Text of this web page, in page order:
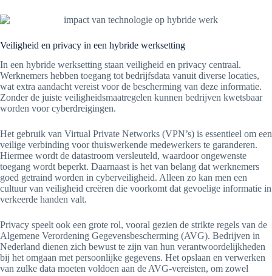
Veiligheid en privacy in een hybride werksetting
In een hybride werksetting staan veiligheid en privacy centraal.
Werknemers hebben toegang tot bedrijfsdata vanuit diverse locaties,
wat extra aandacht vereist voor de bescherming van deze informatie.
Zonder de juiste veiligheidsmaatregelen kunnen bedrijven kwetsbaar
worden voor cyberdreigingen.
Het gebruik van Virtual Private Networks (VPN’s) is essentieel om een
veilige verbinding voor thuiswerkende medewerkers te garanderen.
Hiermee wordt de datastroom versleuteld, waardoor ongewenste
toegang wordt beperkt. Daarnaast is het van belang dat werknemers
goed getraind worden in cyberveiligheid. Alleen zo kan men een
cultuur van veiligheid creëren die voorkomt dat gevoelige informatie in
verkeerde handen valt.
Privacy speelt ook een grote rol, vooral gezien de strikte regels van de
Algemene Verordening Gegevensbescherming (AVG). Bedrijven in
Nederland dienen zich bewust te zijn van hun verantwoordelijkheden
bij het omgaan met persoonlijke gegevens. Het opslaan en verwerken
van zulke data moeten voldoen aan de AVG-vereisten, om zowel